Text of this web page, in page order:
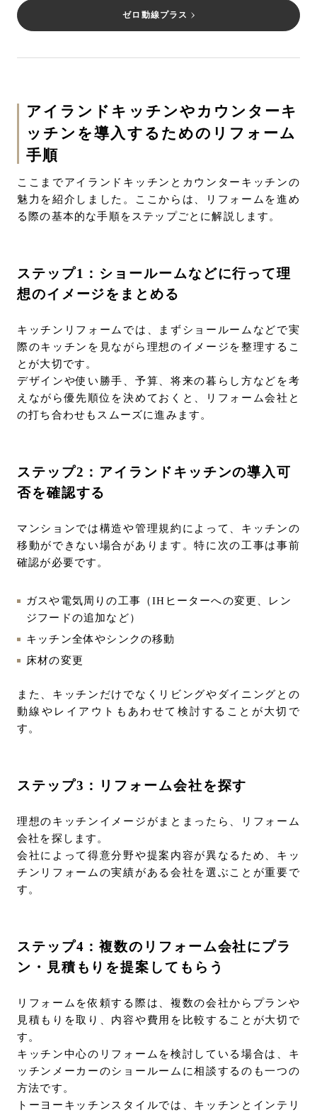
ゼロ動線プラス
アイランドキッチンやカウンターキ
ッチンを導入するためのリフォーム
手順
ここまでアイランドキッチンとカウンターキッチンの
魅力を紹介しました。ここからは、リフォームを進め
る際の基本的な手順をステップごとに解説します。
ステップ1：ショールームなどに行って理
想のイメージをまとめる
キッチンリフォームでは、まずショールームなどで実
際のキッチンを見ながら理想のイメージを整理するこ
とが大切です。
デザインや使い勝手、予算、将来の暮らし方などを考
えながら優先順位を決めておくと、リフォーム会社と
の打ち合わせもスムーズに進みます。
ステップ2：アイランドキッチンの導入可
否を確認する
マンションでは構造や管理規約によって、キッチンの
移動ができない場合があります。特に次の工事は事前
確認が必要です。
ガスや電気周りの工事（IHヒーターへの変更、レン
ジフードの追加など）
キッチン全体やシンクの移動
床材の変更
また、キッチンだけでなくリビングやダイニングとの
動線やレイアウトもあわせて検討することが大切で
す。
ステップ3：リフォーム会社を探す
理想のキッチンイメージがまとまったら、リフォーム
会社を探します。
会社によって得意分野や提案内容が異なるため、キッ
チンリフォームの実績がある会社を選ぶことが重要で
す。
ステップ4：複数のリフォーム会社にプラ
ン・見積もりを提案してもらう
リフォームを依頼する際は、複数の会社からプランや
見積もりを取り、内容や費用を比較することが大切で
す。
キッチン中心のリフォームを検討している場合は、キ
ッチンメーカーのショールームに相談するのも一つの
方法です。
トーヨーキッチンスタイルでは、キッチンとインテリ